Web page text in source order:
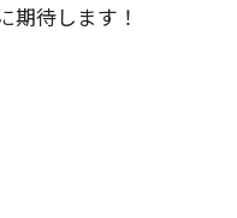
期待します！